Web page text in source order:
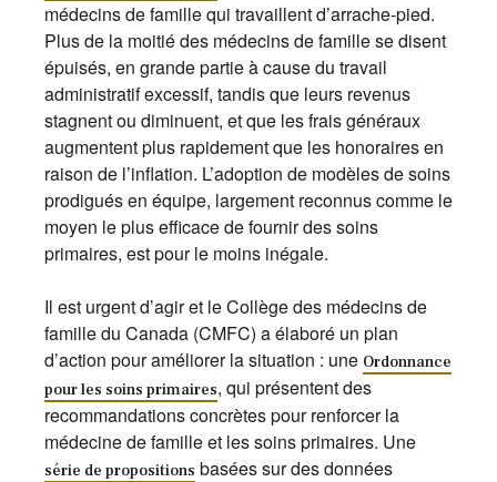
médecins de famille qui travaillent d’arrache-pied.
Plus de la moitié des médecins de famille se disent
épuisés, en grande partie à cause du travail
administratif excessif, tandis que leurs revenus
stagnent ou diminuent, et que les frais généraux
augmentent plus rapidement que les honoraires en
raison de l’inflation. L’adoption de modèles de soins
prodigués en équipe, largement reconnus comme le
moyen le plus efficace de fournir des soins
primaires, est pour le moins inégale.
Il est urgent d’agir et le Collège des médecins de
famille du Canada (CMFC) a élaboré un plan
d’action pour améliorer la situation : une Ordonnance
pour les soins primaires, qui présentent des
recommandations concrètes pour renforcer la
médecine de famille et les soins primaires. Une
série de propositions basées sur des données